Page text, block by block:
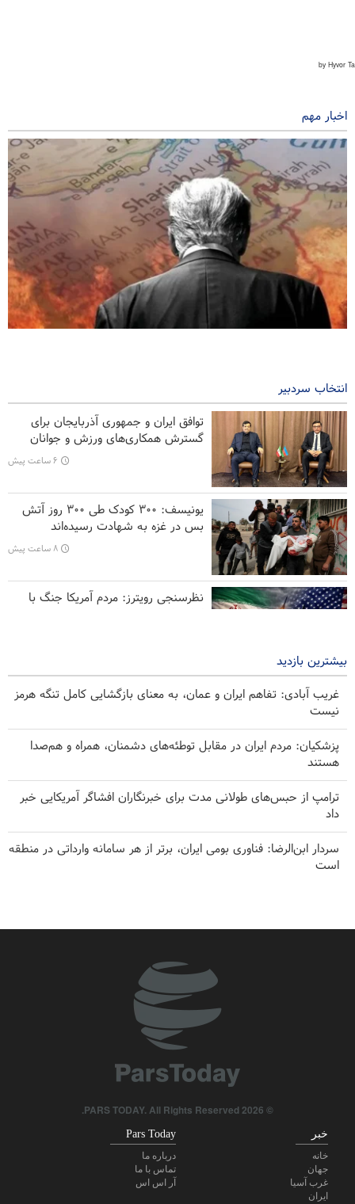
اخبار مهم
المشاط به عربستان: تمام جهان را هم بسیج کنی فایده‌ای برایت
نخواهد داشت
ارتباط نهاد‌های علمی ایران و هند تقویت می‌شود
۱۰ اتحادیه کارگری خواستار لغو مجوز استفاده آمریکا از پایگاه‌های
انگلیس علیه ایران شدند
تفسیر | چرا لابی صهیونیسم در آمریکا دیگر مانند گذشته اثرگذار
نیست؟
انتخاب سردبیر
توافق ایران و جمهوری آذربایجان برای
گسترش همکاری‌های ورزش و جوانان
۶ ساعت پیش
یونیسف: ۳۰۰ کودک طی ۳۰۰ روز آتش
بس در غزه به شهادت رسیده‌اند
۸ ساعت پیش
نظرسنجی رویترز: مردم آمریکا جنگ با
بیشترین بازدید
غریب آبادی: تفاهم ایران و عمان، به معنای بازگشایی کامل تنگه هرمز
نیست
پزشکیان: مردم ایران در مقابل توطئه‌های دشمنان، همراه و هم‌صدا
هستند
ترامپ از حبس‌های طولانی مدت برای خبرنگاران افشاگر آمریکایی خبر
داد
سردار ابن‌الرضا: فناوری بومی ایران، برتر از هر سامانه وارداتی در منطقه
است
برکناری دو مقام ارشد موساد در پی ناکامی‌ها در مقابله با ایران
امیر اکرمی‌نیا: ارتش ایران کاملاً آماده است
هاکان فیدان: اسرائیل هیچ قصدی برای دستیابی به صلح ندارد
پاسخ قالیباف به ترامپ: این دیپلماسی نمایشی، شکست خورده است
© 2026 PARS TODAY. All Rights Reserved.
خبر
خانه
جهان
غرب آسیا
ایران
Pars Today
درباره ما
تماس با ما
آر اس اس